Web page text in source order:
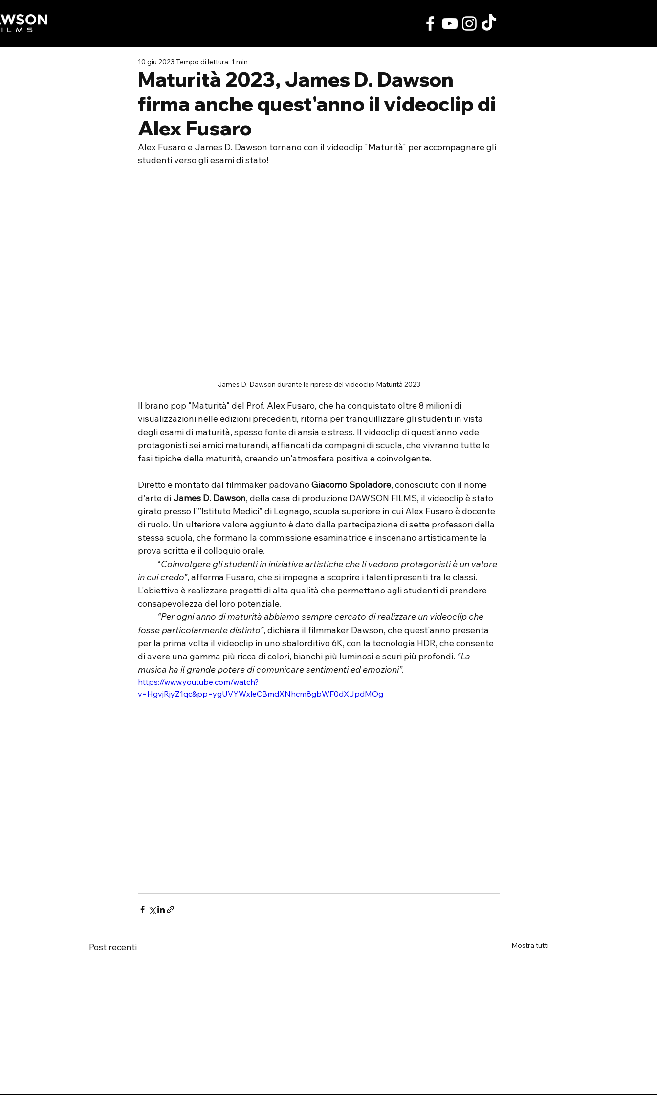
Maturità 2023, James D. Dawson
firma anche quest'anno il videoclip di
Alex Fusaro
10 giu 2023 Tempo di lettura: 1 min
Alex Fusaro e James D. Dawson tornano con il videoclip "Maturità" per accompagnare gli
studenti verso gli esami di stato!
James D. Dawson durante le riprese del videoclip Maturità 2023
Il brano pop "Maturità" del Prof. Alex Fusaro, che ha conquistato oltre 8 milioni di
visualizzazioni nelle edizioni precedenti, ritorna per tranquillizzare gli studenti in vista
degli esami di maturità, spesso fonte di ansia e stress. Il videoclip di quest'anno vede
protagonisti sei amici maturandi, affiancati da compagni di scuola, che vivranno tutte le
fasi tipiche della maturità, creando un'atmosfera positiva e coinvolgente.
Diretto e montato dal filmmaker padovano Giacomo Spoladore, conosciuto con il nome
d'arte di James D. Dawson, della casa di produzione DAWSON FILMS, il videoclip è stato
girato presso l'”Istituto Medici” di Legnago, scuola superiore in cui Alex Fusaro è docente
di ruolo. Un ulteriore valore aggiunto è dato dalla partecipazione di sette professori della
stessa scuola, che formano la commissione esaminatrice e inscenano artisticamente la
prova scritta e il colloquio orale.
	“
Coinvolgere gli studenti in iniziative artistiche che li vedono protagonisti è un valore
in cui credo”, afferma Fusaro, che si impegna a scoprire i talenti presenti tra le classi.
L'obiettivo è realizzare progetti di alta qualità che permettano agli studenti di prendere
consapevolezza del loro potenziale.
fosse particolarmente distinto”, dichiara il filmmaker Dawson, che quest'anno presenta
per la prima volta il videoclip in uno sbalorditivo 6K, con la tecnologia HDR, che consente
di avere una gamma più ricca di colori, bianchi più luminosi e scuri più profondi. “La
musica ha il grande potere di comunicare sentimenti ed emozioni”.
https://www.youtube.com/watch?
v=HgvjRjyZ1qc&pp=ygUVYWxleCBmdXNhcm8gbWF0dXJpdMOg
Post recenti Mostra tutti